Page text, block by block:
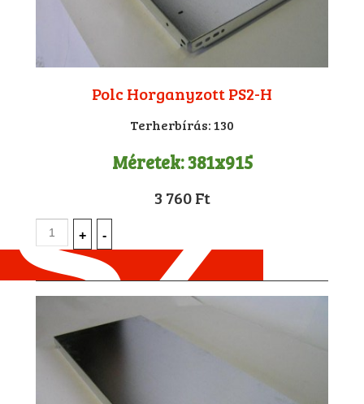
Polc Horganyzott PS2-H
Terherbírás:130
Méretek:381x915
3 760 Ft